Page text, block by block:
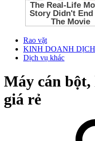
Rao vặt
KINH DOANH
Dịch vụ khác
Máy cán
giá rẻ